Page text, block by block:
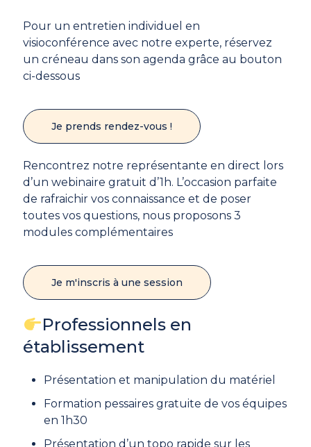
Pour un entretien individuel en
visioconférence avec notre experte, réservez
un créneau dans son agenda grâce au bouton
ci-dessous
Je prends rendez-vous !
Rencontrez notre représentante en direct lors
d’un webinaire gratuit d’1h. L’occasion parfaite
de rafraichir vos connaissance et de poser
toutes vos questions, nous proposons 3
modules complémentaires
Je m'inscris à une session
Professionnels en
établissement
Présentation et manipulation du matériel
Formation pessaires gratuite de vos équipes
en 1h30
Présentation d’un topo rapide sur les